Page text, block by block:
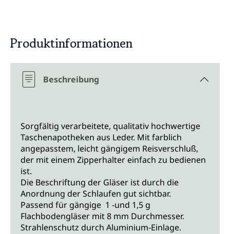
Produktinformationen
Beschreibung
Sorgfältig verarbeitete, qualitativ hochwertige
Taschenapotheken aus Leder. Mit farblich
angepasstem, leicht gängigem Reisverschluß,
der mit einem Zipperhalter einfach zu bedienen
ist.
Die Beschriftung der Gläser ist durch die
Anordnung der Schlaufen gut sichtbar.
Passend für gängige 1 -und 1,5 g
Flachbodengläser mit 8 mm Durchmesser.
Strahlenschutz durch Aluminium-Einlage.